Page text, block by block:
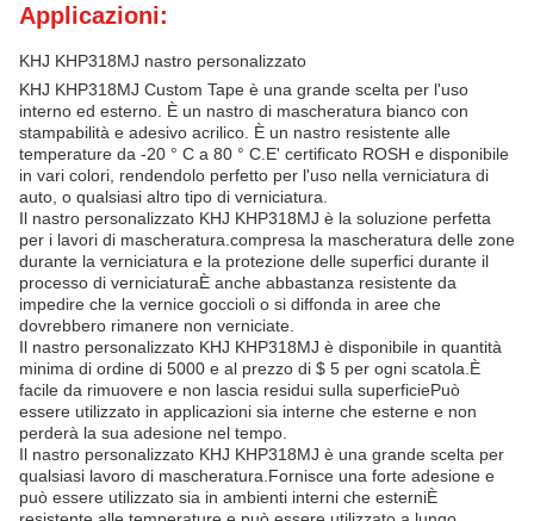
Applicazioni:
KHJ KHP318MJ nastro personalizzato
KHJ KHP318MJ Custom Tape è una grande scelta per l'uso
interno ed esterno. È un nastro di mascheratura bianco con
stampabilità e adesivo acrilico. È un nastro resistente alle
temperature da -20 ° C a 80 ° C.E' certificato ROSH e disponibile
in vari colori, rendendolo perfetto per l'uso nella verniciatura di
auto, o qualsiasi altro tipo di verniciatura.
Il nastro personalizzato KHJ KHP318MJ è la soluzione perfetta
per i lavori di mascheratura.compresa la mascheratura delle zone
durante la verniciatura e la protezione delle superfici durante il
processo di verniciaturaÈ anche abbastanza resistente da
impedire che la vernice goccioli o si diffonda in aree che
dovrebbero rimanere non verniciate.
Il nastro personalizzato KHJ KHP318MJ è disponibile in quantità
minima di ordine di 5000 e al prezzo di $ 5 per ogni scatola.È
facile da rimuovere e non lascia residui sulla superficiePuò
essere utilizzato in applicazioni sia interne che esterne e non
perderà la sua adesione nel tempo.
Il nastro personalizzato KHJ KHP318MJ è una grande scelta per
qualsiasi lavoro di mascheratura.Fornisce una forte adesione e
può essere utilizzato sia in ambienti interni che esterniÈ